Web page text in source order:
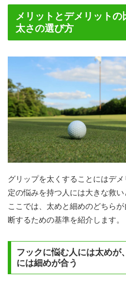
メリットとデメリットの
太さの選び方
グリップを太くすることにはデ
定の悩みを持つ人には大きな救い
ここでは、太めと細めのどちら
断するための基準を紹介します。
フックに悩む人には太めが
には細めが合う